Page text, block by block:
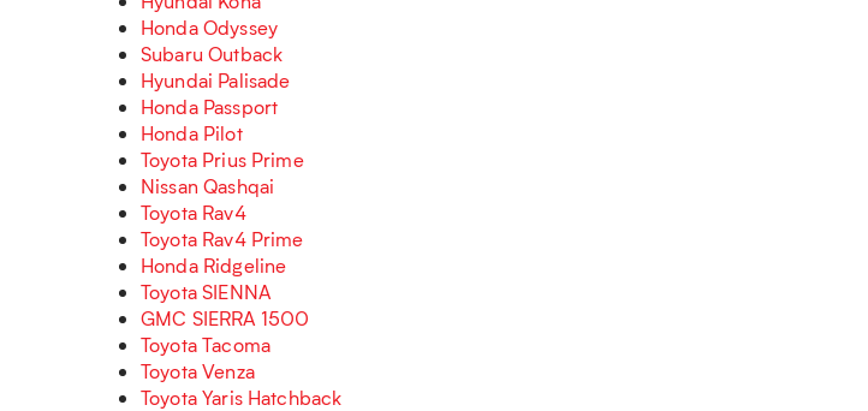
Honda Odyssey
Subaru Outback
Hyundai Palisade
Honda Passport
Honda Pilot
Toyota Prius Prime
Nissan Qashqai
Toyota Rav4
Toyota Rav4 Prime
Honda Ridgeline
Toyota SIENNA
GMC SIERRA 1500
Toyota Tacoma
Toyota Venza
Toyota Yaris Hatchback